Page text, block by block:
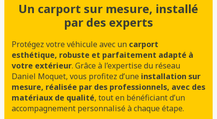
Un carport sur mesure, installé
par des experts
Protégez votre véhicule avec un carport
esthétique, robuste et parfaitement adapté à
votre extérieur. Grâce à l’expertise du réseau
Daniel Moquet, vous profitez d’une installation sur
mesure, réalisée par des professionnels, avec des
matériaux de qualité, tout en bénéficiant d’un
accompagnement personnalisé à chaque étape.